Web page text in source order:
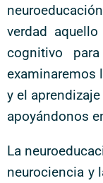
verdad
cognitivo
examinaremos
y el
apoyándonos
La
neurociencia y